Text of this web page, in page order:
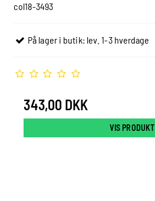
col18-3493
På lager i butik: lev. 1-3 hverdage
343,00 DKK
VIS PRODUKT